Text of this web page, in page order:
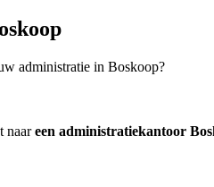
administratie in Boskoop?
naareen administratiekantoor